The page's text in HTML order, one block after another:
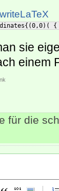
sie
einem
für die